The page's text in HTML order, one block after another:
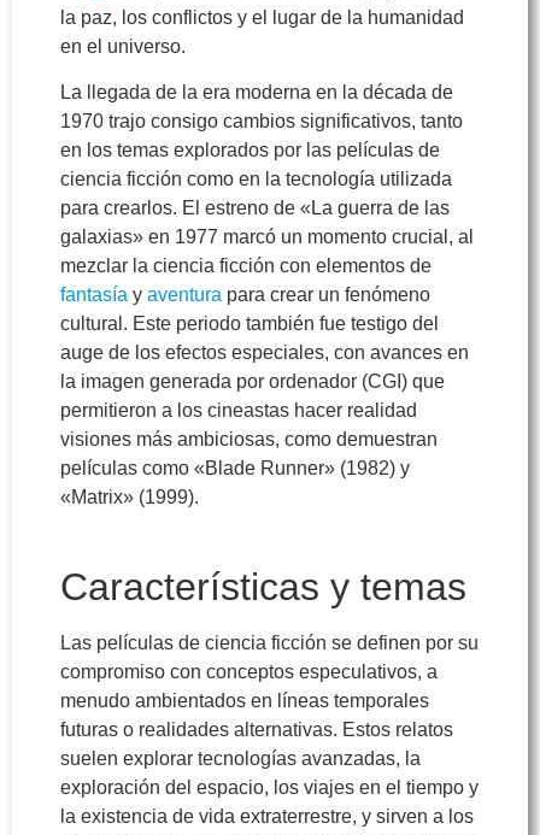
la paz, los conflictos y el lugar de la humanidad
en el universo.
La llegada de la era moderna en la década de
1970 trajo consigo cambios significativos, tanto
en los temas explorados por las películas de
ciencia ficción como en la tecnología utilizada
para crearlos. El estreno de «La guerra de las
galaxias» en 1977 marcó un momento crucial, al
mezclar la ciencia ficción con elementos de
fantasía y aventura para crear un fenómeno
cultural. Este periodo también fue testigo del
auge de los efectos especiales, con avances en
la imagen generada por ordenador (CGI) que
permitieron a los cineastas hacer realidad
visiones más ambiciosas, como demuestran
películas como «Blade Runner» (1982) y
«Matrix» (1999).
Características y temas
Las películas de ciencia ficción se definen por su
compromiso con conceptos especulativos, a
menudo ambientados en líneas temporales
futuras o realidades alternativas. Estos relatos
suelen explorar tecnologías avanzadas, la
exploración del espacio, los viajes en el tiempo y
la existencia de vida extraterrestre, y sirven a los